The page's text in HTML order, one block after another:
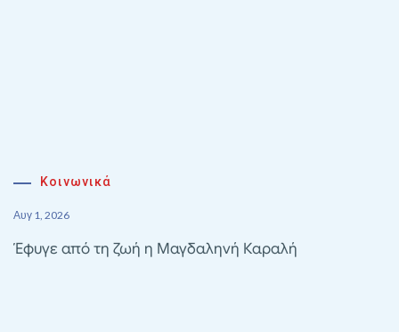
Κοινωνικά
Αυγ 1, 2026
Έφυγε από τη ζωή η Μαγδαληνή Καραλή